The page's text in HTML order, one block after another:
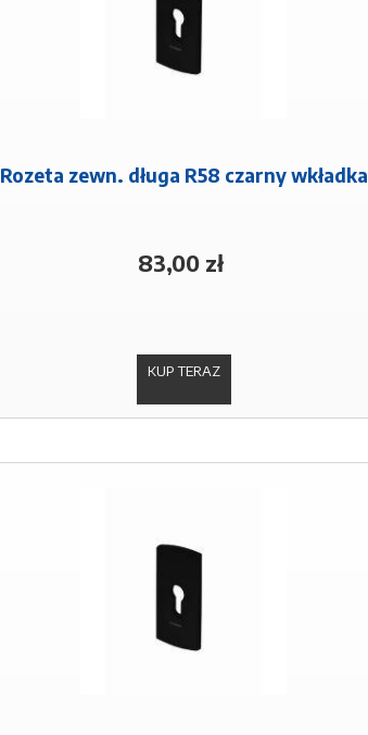
Rozeta zewn. długa R58 czarny wkładka
83,00 zł
KUP TERAZ